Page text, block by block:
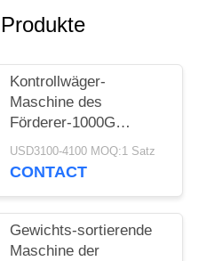
Kontrollwäger-
Maschine des
Förderer-1000G
landwirtschaftliche
USD3100-4100 MOQ:1 Satz
CONTACT
Gewichts-sortierende
Maschine der